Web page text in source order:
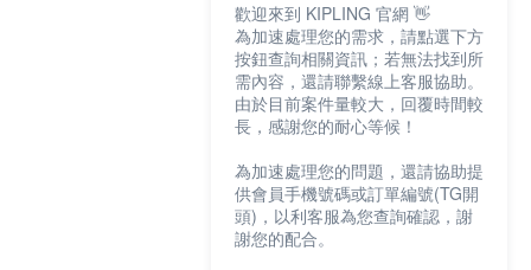
歡迎來到 KIPLING 官網 👋
為加速處理您的需求，請點選下方
按鈕查詢相關資訊；若無法找到所
需內容，還請聯繫線上客服協助。
由於目前案件量較大，回覆時間較
長，感謝您的耐心等候！
為加速處理您的問題，還請協助提
供會員手機號碼或訂單編號(TG開
頭)，以利客服為您查詢確認，謝
謝您的配合。